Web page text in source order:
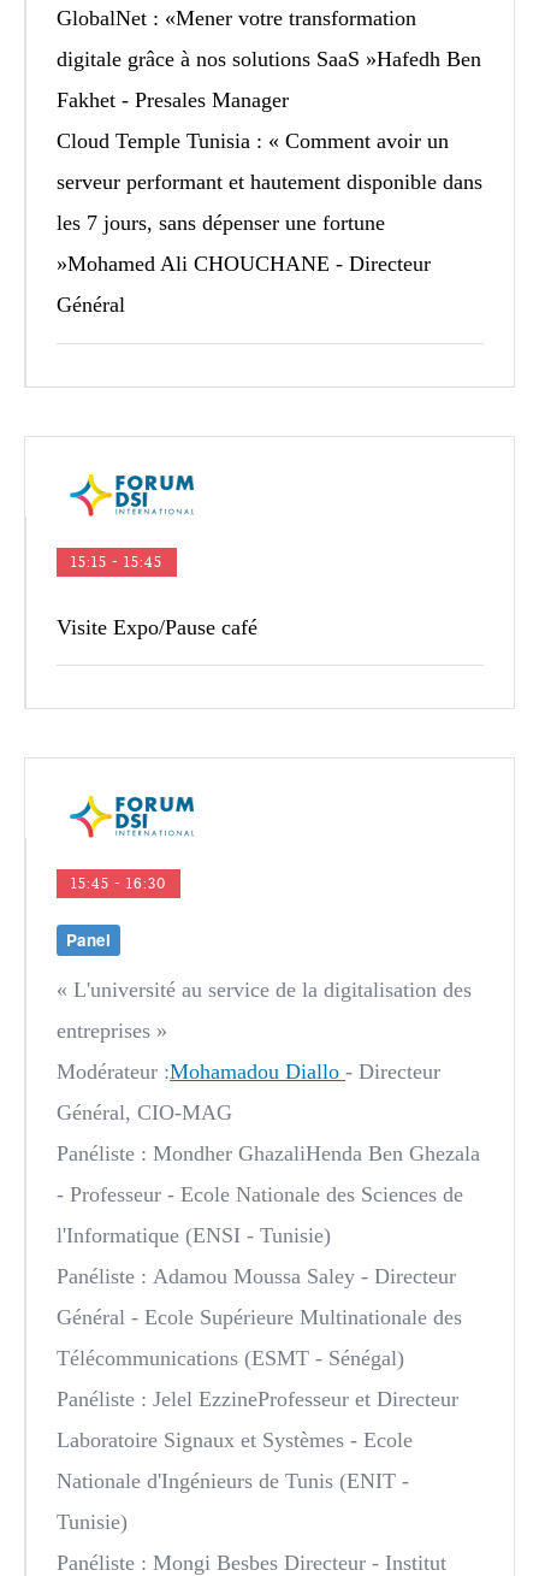
GlobalNet : «Mener votre transformation
digitale grâce à nos solutions SaaS »Hafedh Ben
Fakhet - Presales Manager
Cloud Temple Tunisia : « Comment avoir un
serveur performant et hautement disponible dans
les 7 jours, sans dépenser une fortune
»Mohamed Ali CHOUCHANE - Directeur
Général
15:15 - 15:45
Visite Expo/Pause café
15:45 - 16:30
Panel
« L'université au service de la digitalisation des
entreprises »
Modérateur :Mohamadou Diallo - Directeur
Général, CIO-MAG
Panéliste : Mondher GhazaliHenda Ben Ghezala
- Professeur - Ecole Nationale des Sciences de
l'Informatique (ENSI - Tunisie)
Panéliste : Adamou Moussa Saley - Directeur
Général - Ecole Supérieure Multinationale des
Télécommunications (ESMT - Sénégal)
Panéliste : Jelel EzzineProfesseur et Directeur
Laboratoire Signaux et Systèmes - Ecole
Nationale d'Ingénieurs de Tunis (ENIT -
Tunisie)
Panéliste : Mongi Besbes Directeur - Institut